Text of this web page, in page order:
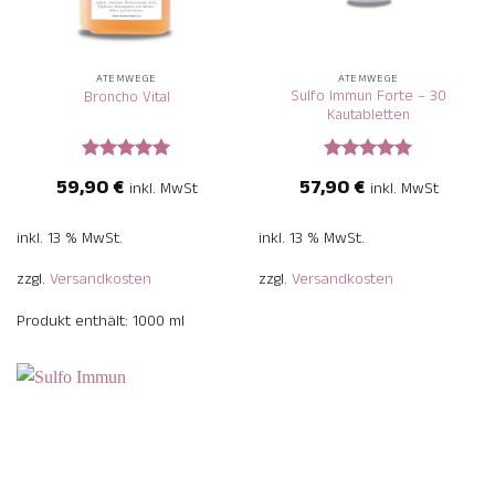
ATEMWEGE
Broncho Vital
mit5von
59,90€ inkl. MwSt
inkl. 13 % MwSt.
zzgl. Versandkosten
Produkt enthält: 1000 ml
ATEMWEGE
Sulfo Immun Forte – 30
Kautabletten
mit5von
57,90€ inkl. MwSt
inkl. 13 % MwSt.
zzgl. Versandkosten